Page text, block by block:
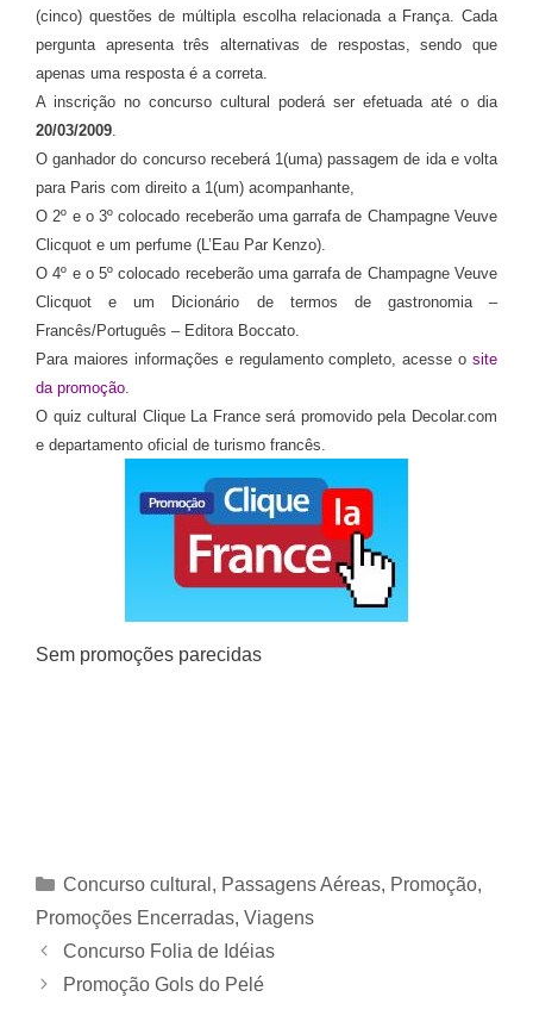
(cinco) questões de múltipla escolha relacionada a França. Cada
pergunta apresenta três alternativas de respostas, sendo que
apenas uma resposta é a correta.
A inscrição no concurso cultural poderá ser efetuada até o dia
20/03/2009.
O ganhador do concurso receberá 1(uma) passagem de ida e volta
para Paris com direito a 1(um) acompanhante,
O 2º e o 3º colocado receberão uma garrafa de Champagne Veuve
Clicquot e um perfume (L’Eau Par Kenzo).
O 4º e o 5º colocado receberão uma garrafa de Champagne Veuve
Clicquot e um Dicionário de termos de gastronomia –
Francês/Português – Editora Boccato.
Para maiores informações e regulamento completo, acesse o site
da promoção.
O quiz cultural Clique La France será promovido pela Decolar.com
e departamento oficial de turismo francês.
Sem promoções parecidas
Categorias
Concurso cultural , Passagens Aéreas, Promoção,
Promoções Encerradas, Viagens
Concurso Folia de Idéias
Promoção Gols do Pelé